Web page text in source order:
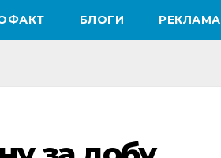
БЛОГИ РЕКЛАМА